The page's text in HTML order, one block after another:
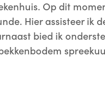
Op dit
Hier assisteer ik
bied ik